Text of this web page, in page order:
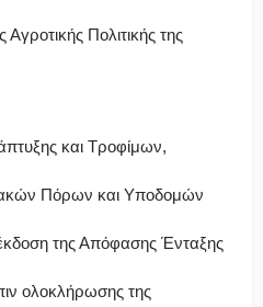
Αγροτικής Πολιτικής της
και Τροφίμων,
Πόρων και Υποδομών
της Απόφασης Ένταξης
ολοκλήρωσης της